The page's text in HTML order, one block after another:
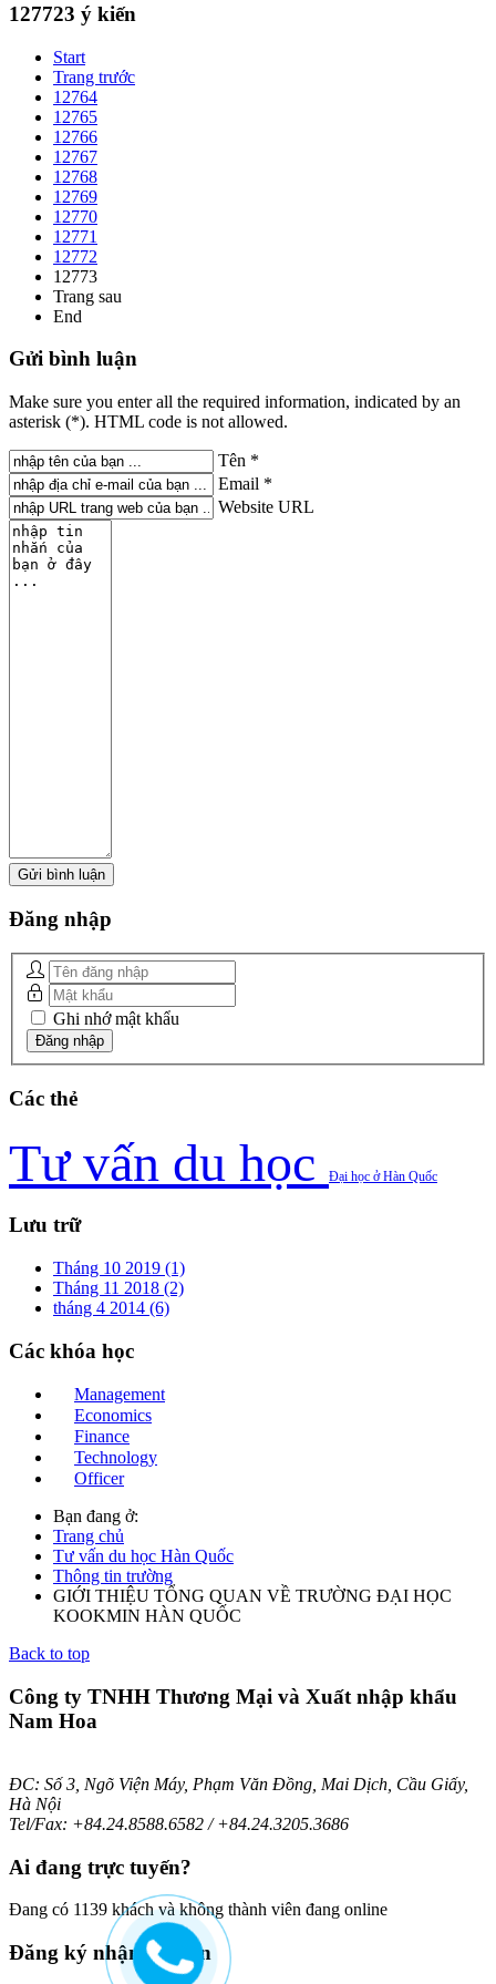
127723 ý kiến
Start
Trang trước
12764
12765
12766
12767
12768
12769
12770
12771
12772
12773
Trang sau
End
Gửi bình luận
Make sure you enter all the required information, indicated by an
asterisk (*). HTML code is not allowed.
Tên *
Email *
Website URL
Đăng nhập
Ghi nhớ mật khẩu
Các thẻ
Tư vấn du học Đại học ở Hàn Quốc
Lưu trữ
Tháng 10 2019 (1)
Tháng 11 2018 (2)
tháng 4 2014 (6)
Các khóa học
Management
Economics
Finance
Technology
Officer
Bạn đang ở:
Trang chủ
Tư vấn du học Hàn Quốc
Thông tin trường
GIỚI THIỆU TỔNG QUAN VỀ TRƯỜNG ĐẠI HỌC
KOOKMIN HÀN QUỐC
Back to top
Công ty TNHH Thương Mại và Xuất nhập khẩu
Nam Hoa
ĐC: Số 3, Ngõ Viện Máy, Phạm Văn Đồng, Mai Dịch, Cầu Giấy,
Hà Nội
Tel/Fax: +84.24.8588.6582 / +84.24.3205.3686
Ai đang trực tuyến?
Đang có 1139 khách và không thành viên đang online
Đăng ký nhận bản tin